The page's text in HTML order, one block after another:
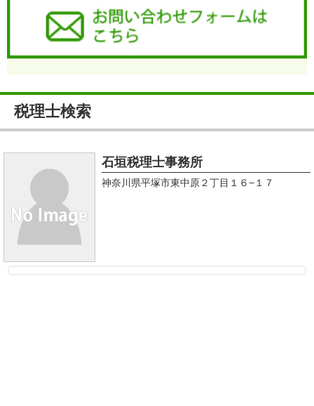
税理士検索
石垣税理士事務所
神奈川県平塚市東中原２丁目１６−１７